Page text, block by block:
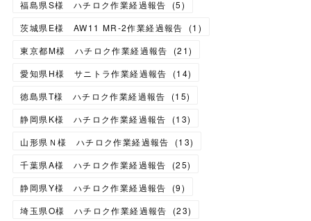
福島県S様 ハチロク作業経過報告
(5)
茨城県E様 AW11 MR-2作業経過報告
(1 )
東京都M様 ハチロク作業経過報告
(21)
愛知県H様 サニトラ作業経過報告
(14)
徳島県T様 ハチロク作業経過報告
(15)
静岡県K様 ハチロク作業経過報告
(13)
山形県Ｎ様 ハチロク作業経過報告
(13)
千葉県A様 ハチロク作業経過報告
(25)
静岡県Y様 ハチロク作業経過報告
(9)
埼玉県O様 ハチロク作業経過報告
(23)